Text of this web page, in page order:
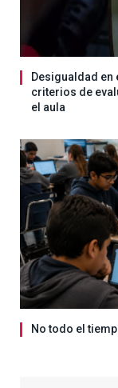
Desigualdad
criterios de
el aula
No todo el